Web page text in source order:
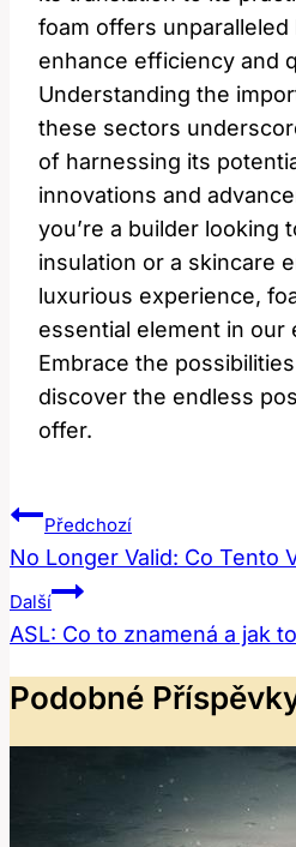
foam offers
enhance efficiency and
Understanding the
these sectors
of harnessing its
innovations and
you’re a builder looking
insulation or a skincare
luxurious experience,
essential element in our
Embrace the
discover the endless
offer.
Navigace
Pro
Příspěvek
Předchozí
No Longer Valid: Co Tento
Další
ASL: Co to znamená a jak
Podobné